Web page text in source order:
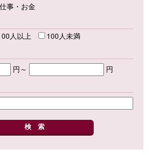
仕事・お金
人以上
100人未満
円～
円